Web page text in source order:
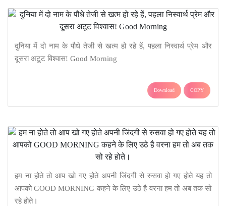
दुनिया में दो नाम के पौधे तेजी से खत्म हो रहे हें, पहला निस्वार्थ प्रेम और
दूसरा अटूट विश्वास! Good Morning
Download COPY
हम ना होते तो आप खो गए होते अपनी जिंदगी से रुसवा हो गए होते यह तो
आपको GOOD MORNING कहने के लिए उठे है वरना हम तो अब तक सो
रहे होते।